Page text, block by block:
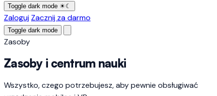
Toggle dark mode ☀☾
Zaloguj Zacznij za darmo
Toggle dark mode
Zasoby
Zasoby i centrum nauki
Wszystko, czego potrzebujesz, aby pewnie obsługiwać